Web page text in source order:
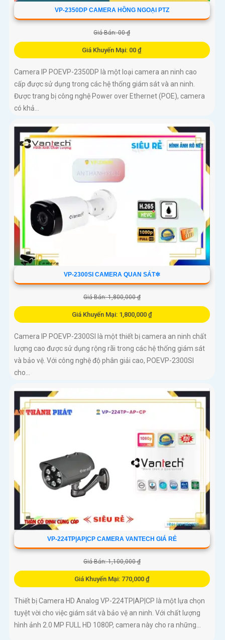
VP-2350DP CAMERA HỒNG NGOẠI PTZ
Giá Bán: 00 ₫
Giá Khuyến Mại: 00 ₫
Camera IP POEVP-2350DP là một loại camera an ninh cao
cấp được sử dụng trong các hệ thống giám sát và an ninh.
Được trang bị công nghệ Power over Ethernet (POE), camera
có khả...
VP-2300SI CAMERA QUAN SÁT✲
Giá Bán: 1,800,000 ₫
Giá Khuyến Mại: 1,800,000 ₫
Camera IP POEVP-2300SI là một thiết bị camera an ninh chất
lượng cao được sử dụng rộng rãi trong các hệ thống giám sát
và bảo vệ. Với công nghệ độ phân giải cao, POEVP-2300SI
cho...
VP-224TP|AP|CP CAMERA VANTECH GIÁ RẺ
Giá Bán: 1,100,000 ₫
Giá Khuyến Mại: 770,000 ₫
Thiết bị Camera HD Analog VP-224TP|AP|CP là một lựa chọn
tuyệt vời cho việc giám sát và bảo vệ an ninh. Với chất lượng
hình ảnh 2.0 MP FULL HD 1080P, camera này cho ra những...